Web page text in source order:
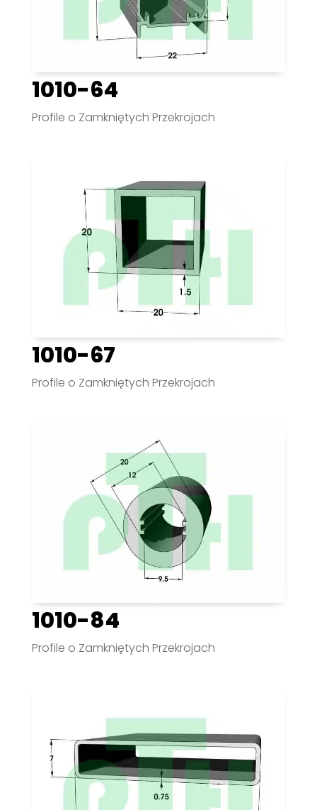
1010-64
Profile o Zamkniętych Przekrojach
1010-67
Profile o Zamkniętych Przekrojach
1010-84
Profile o Zamkniętych Przekrojach